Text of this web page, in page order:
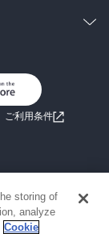
ご利用条件
Inc.
market only
storing of
analyze
Cookie